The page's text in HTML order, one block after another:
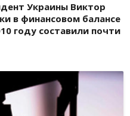
Украины Виктор
в финансовом балансе
году составили почти